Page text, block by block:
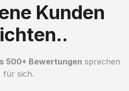
Kunden
500+ Bewertungen sprechen
für sich.